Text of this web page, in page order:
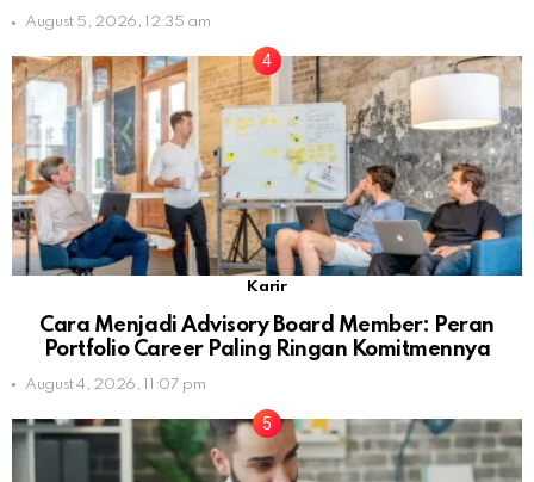
August 5, 2026, 12:35 am
Karir
Cara Menjadi Advisory Board Member: Peran
Portfolio Career Paling Ringan Komitmennya
August 4, 2026, 11:07 pm